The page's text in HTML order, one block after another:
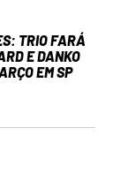
TRIO FARÁ
E DANKO
EM SP